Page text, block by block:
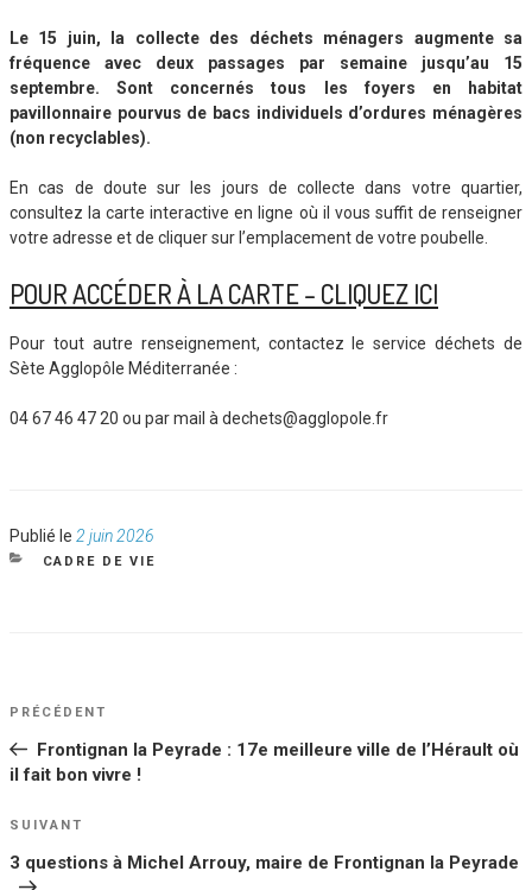
Le 15 juin, la collecte des déchets ménagers augmente sa
fréquence avec deux passages par semaine jusqu’au 15
septembre. Sont concernés tous les foyers en habitat
pavillonnaire pourvus de bacs individuels d’ordures ménagères
(non recyclables).
En cas de doute sur les jours de collecte dans votre quartier,
consultez la carte interactive en ligne où il vous suffit de renseigner
votre adresse et de cliquer sur l’emplacement de votre poubelle.
POUR ACCÉDER À LA CARTE – CLIQUEZ ICI
Pour tout autre renseignement, contactez le service déchets de
Sète Agglopôle Méditerranée :
04 67 46 47 20 ou par mail à dechets@agglopole.fr
Publié le Publié
le
2 juin 2026
CATÉGORIES
CADRE DE VIE
NAVIGATION
DE
L’ARTICLE
Article
PRÉCÉDENT
Frontignan la Peyrade : 17e meilleure ville de l’Hérault où
il fait bon vivre !
Article
SUIVANT
3 questions à Michel Arrouy, maire de Frontignan la Peyrade